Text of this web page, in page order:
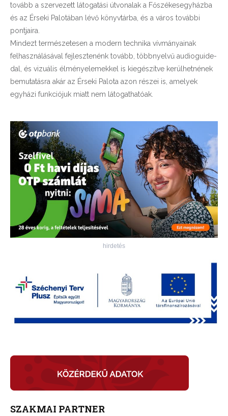
tovább a szervezett látogatási útvonalak a Főszékesegyházba
és az Érseki Palotában lévő könyvtárba, és a város további
pontjaira.
Mindezt természetesen a modern technika vívmányainak
felhasználásával fejlesztenénk tovább, többnyelvű audioguide-
dal, és vizuális élményelemekkel is kiegészítve kerülhetnének
bemutatásra akár az Érseki Palota azon részei is, amelyek
egyházi funkciójuk miatt nem látogathatóak.
hirdetés
SZAKMAI PARTNER